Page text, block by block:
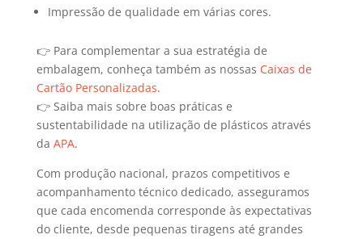
Impressão de qualidade em várias cores.
👉 Para complementar a sua estratégia de
embalagem, conheça também as nossas Caixas de
Cartão Personalizadas.
👉 Saiba mais sobre boas práticas e
sustentabilidade na utilização de plásticos através
da APA.
Com produção nacional, prazos competitivos e
acompanhamento técnico dedicado, asseguramos
que cada encomenda corresponde às expectativas
do cliente, desde pequenas tiragens até grandes